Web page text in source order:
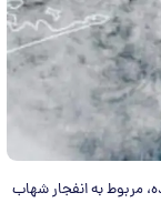
مربوط به انفجار شهاب